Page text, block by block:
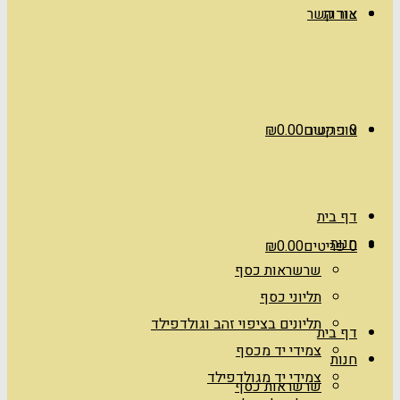
צור קשר
0 פריטים ₪0.00
דף בית
חנות
שרשראות כסף
תליוני כסף
תליונים בציפוי זהב וגולדפילד
צמידי יד מכסף
צמידי יד מגולדפילד
אודות
צור קשר
0 פריטים ₪0.00
דף בית
חנות
שרשראות כסף